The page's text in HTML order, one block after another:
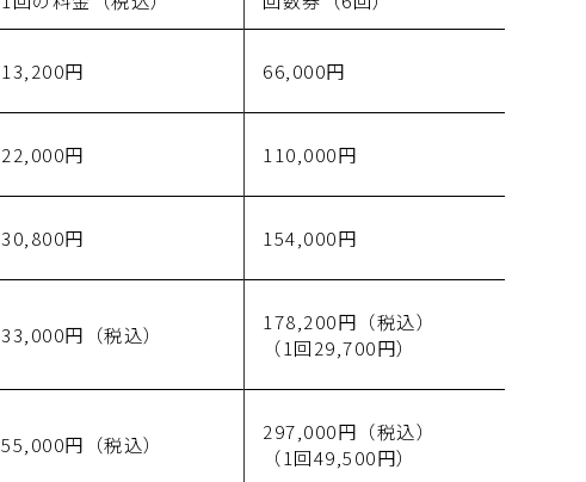
13,200円 66,000円
22,000円 110,000円
30,800円 154,000円
33,000円（税込）
178,200円（税込）
（1回29,700円）
55,000円（税込）
297,000円（税込）
（1回49,500円）